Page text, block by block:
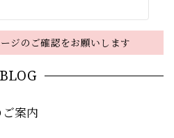
ジのご確認をお願いします
BLOG
案内